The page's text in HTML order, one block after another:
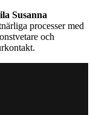
Susanna
processer med
och